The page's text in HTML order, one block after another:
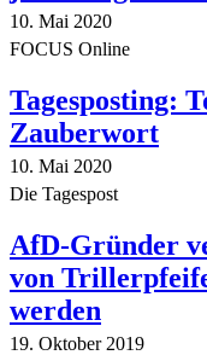
10. Mai 2020
FOCUS Online
Tagesposting:
Zauberwort
10. Mai 2020
Die Tagespost
AfD-Gründer
von
werden
19. Oktober 2019